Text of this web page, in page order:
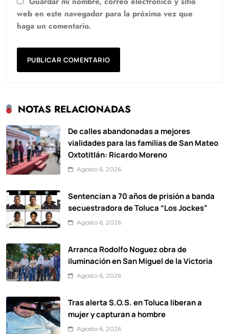
web en este navegador para la próxima vez que
haga un comentario.
NOTAS RELACIONADAS
De calles abandonadas a mejores
vialidades para las familias de San Mateo
Oxtotitlán: Ricardo Moreno
Agosto 6, 2026
Sentencian a 70 años de prisión a banda
secuestradora de Toluca “Los Jockes”
Agosto 6, 2026
Arranca Rodolfo Noguez obra de
iluminación en San Miguel de la Victoria
Agosto 6, 2026
Tras alerta S.O.S. en Toluca liberan a
mujer y capturan a hombre
Agosto 6, 2026